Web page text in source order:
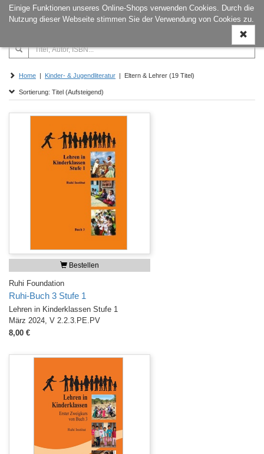
Einige Funktionen unseres Online-Shops verwenden Cookies. Durch die
Nutzung dieser Webseite stimmen Sie der Verwendung von Cookies zu.
ein-/
Home | Kinder- & Jugendliteratur | Eltern & Lehrer (19 Titel)
Sortierung: Titel (Aufsteigend)
Bestellen
Ruhi Foundation
Ruhi-Buch 3 Stufe 1
Lehren in Kinderklassen Stufe 1
März 2024, V 2.2.3.PE.PV
8,00 €